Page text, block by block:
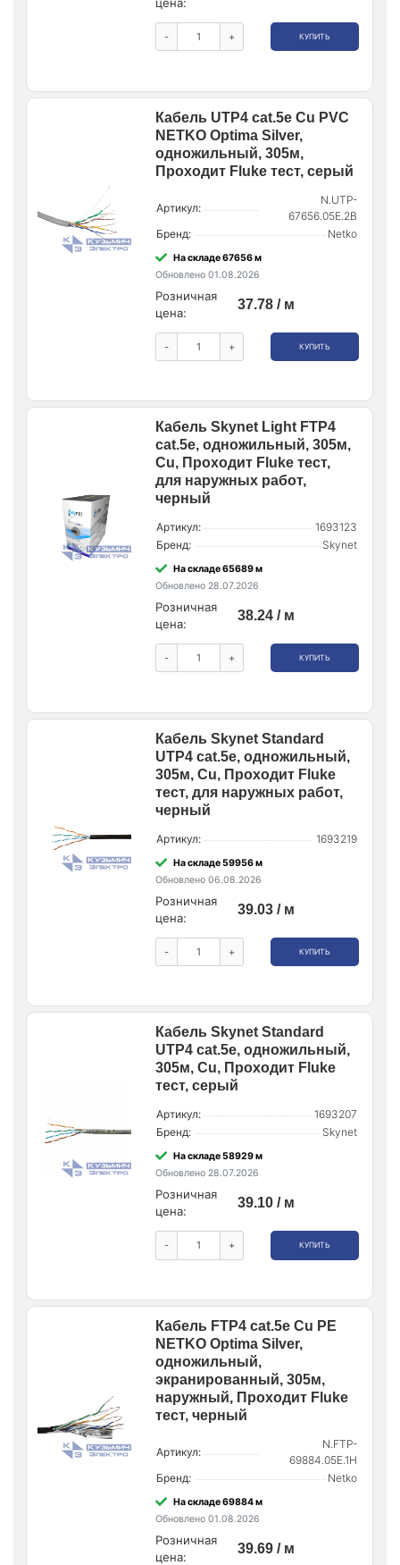
- + КУПИТЬ
Кабель UTP4 cat.5е Cu PVC
NETKO Optima Silver,
одножильный, 305м,
Проходит Fluke тест, серый
Артикул:
N.UTP-
67656.05E.2B
Бренд:
Netko
На складе 67656 м
Обновлено 01.08.2026
Розничная
цена:
37.78 / м
- + КУПИТЬ
Кабель Skynet Light FTP4
cat.5е, одножильный, 305м,
Cu, Проходит Fluke тест,
для наружных работ,
черный
Артикул:
1693123
Бренд:
Skynet
На складе 65689 м
Обновлено 28.07.2026
Розничная
цена:
38.24 / м
- + КУПИТЬ
Кабель Skynet Standard
UTP4 cat.5е, одножильный,
305м, Cu, Проходит Fluke
тест, для наружных работ,
черный
Артикул: 1693219
На складе 59956 м
Обновлено 06.08.2026
Розничная
цена:
39.03 / м
- + КУПИТЬ
Кабель Skynet Standard
UTP4 cat.5е, одножильный,
305м, Cu, Проходит Fluke
тест, серый
Артикул:
1693207
Бренд:
Skynet
На складе 58929 м
Обновлено 28.07.2026
Розничная
цена:
39.10 / м
- + КУПИТЬ
Кабель FTP4 cat.5е Cu PE
NETKO Optima Silver,
одножильный,
экранированный, 305м,
наружный, Проходит Fluke
тест, черный
Артикул:
N.FTP-
69884.05E.1H
Бренд:
Netko
На складе 69884 м
Обновлено 01.08.2026
Розничная
цена:
39.69 / м